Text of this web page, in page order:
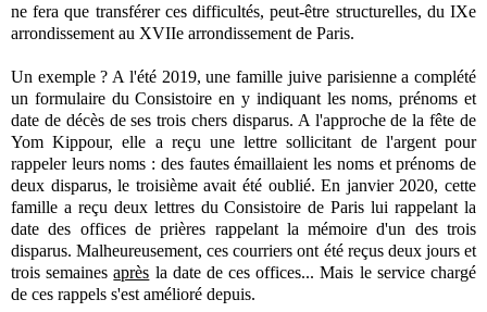
ne fera que transférer ces difficultés, peut-être structurelles, du IXe
arrondissement au XVIIe arrondissement de Paris.
Un exemple ? A l'été 2019, une famille juive parisienne a complété
un formulaire du Consistoire en y indiquant les noms, prénoms et
date de décès de ses trois chers disparus. A l'approche de la fête de
Yom Kippour, elle a reçu une lettre sollicitant de l'argent pour
rappeler leurs noms : des fautes émaillaient les noms et prénoms de
deux disparus, le troisième avait été oublié. En janvier 2020, cette
famille a reçu deux lettres du Consistoire de Paris lui rappelant la
date des offices de prières rappelant la mémoire d'un des trois
disparus. Malheureusement, ces courriers ont été reçus deux jours et
trois semainesaprès la date de ces offices... Mais le service chargé
de ces rappels s'est amélioré depuis.